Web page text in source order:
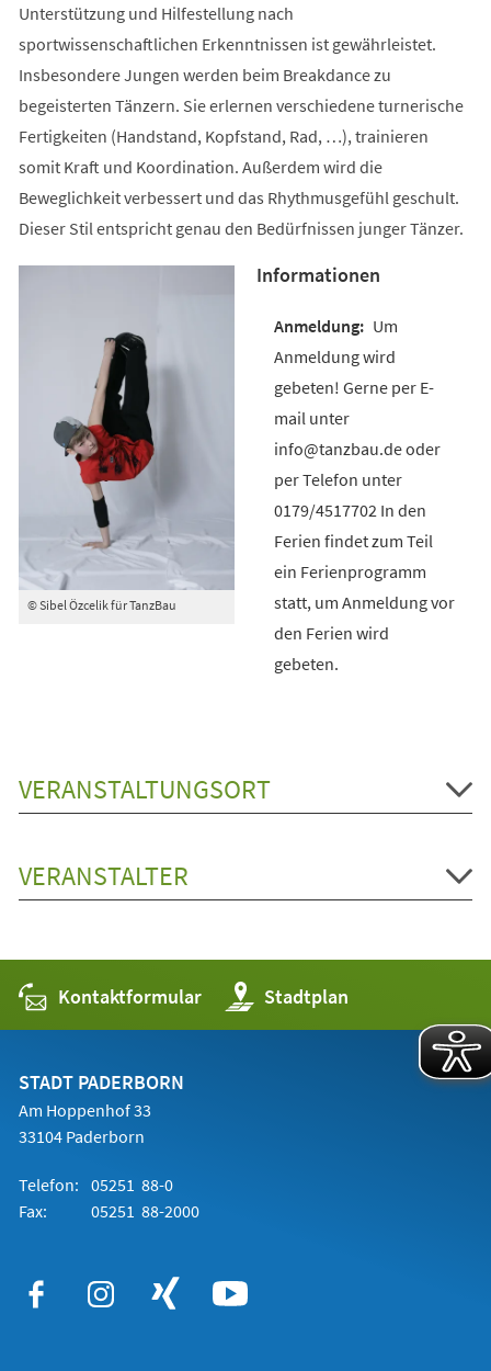
Unterstützung und Hilfestellung nach
sportwissenschaftlichen Erkenntnissen ist gewährleistet.
Insbesondere Jungen werden beim Breakdance zu
begeisterten Tänzern. Sie erlernen verschiedene turnerische
Fertigkeiten (Handstand, Kopfstand, Rad, …), trainieren
somit Kraft und Koordination. Außerdem wird die
Beweglichkeit verbessert und das Rhythmusgefühl geschult.
Dieser Stil entspricht genau den Bedürfnissen junger Tänzer.
© Sibel Özcelik für TanzBau
Informationen
Um
Anmeldung wird
gebeten! Gerne per E-
mail unter
info@tanzbau.de oder
per Telefon unter
0179/4517702 In den
Ferien findet zum Teil
ein Ferienprogramm
statt, um Anmeldung vor
den Ferien wird
gebeten.
VERANSTALTUNGSORT
VERANSTALTER
Kontaktformular Stadtplan
(Öffnet
in
einem
STADT PADERBORN
Am Hoppenhof 33
33104 Paderborn
Telefon: 05251 88-0
Fax:
05251 88-2000